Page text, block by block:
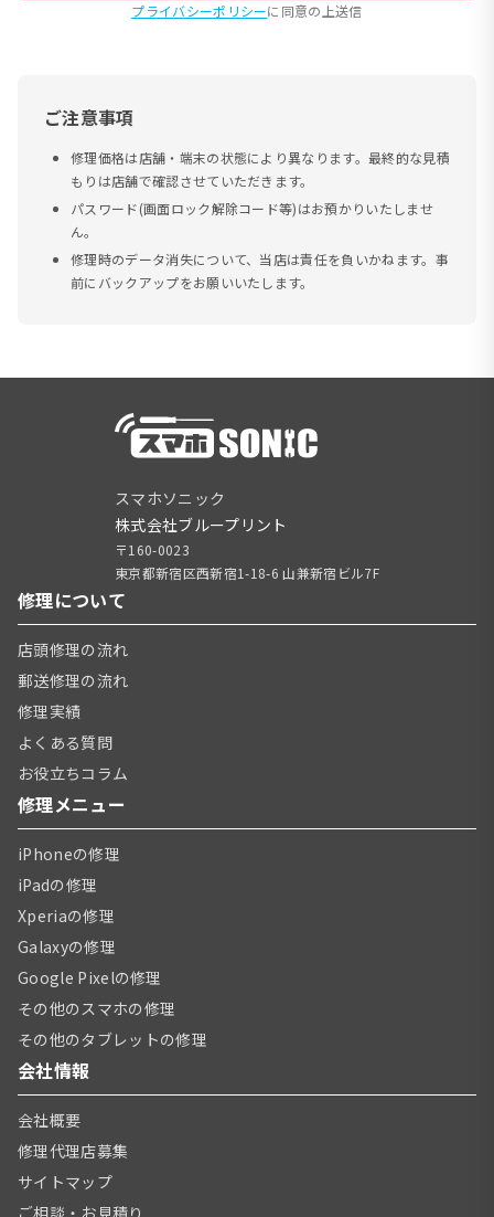
プライバシーポリシーに同意の上送信
ご注意事項
修理価格は店舗・端末の状態により異なります。最終的な見積
もりは店舗で確認させていただきます。
パスワード(画面ロック解除コード等)はお預かりいたしませ
ん。
修理時のデータ消失について、当店は責任を負いかねます。事
前にバックアップをお願いいたします。
スマホソニック
株式会社ブループリント
〒160-0023
東京都新宿区西新宿1-18-6 山兼新宿ビル7F
修理について
店頭修理の流れ
郵送修理の流れ
修理実績
よくある質問
お役立ちコラム
修理メニュー
iPhoneの修理
iPadの修理
Xperiaの修理
Galaxyの修理
Google Pixelの修理
その他のスマホの修理
その他のタブレットの修理
会社情報
会社概要
修理代理店募集
サイトマップ